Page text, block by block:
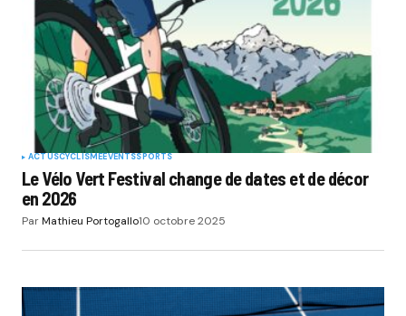
ACTUSCYCLISMEEVENTSSPORTS
Le Vélo Vert Festival change de dates et de décor
en 2026
ParMathieu Portogallo10 octobre 2025